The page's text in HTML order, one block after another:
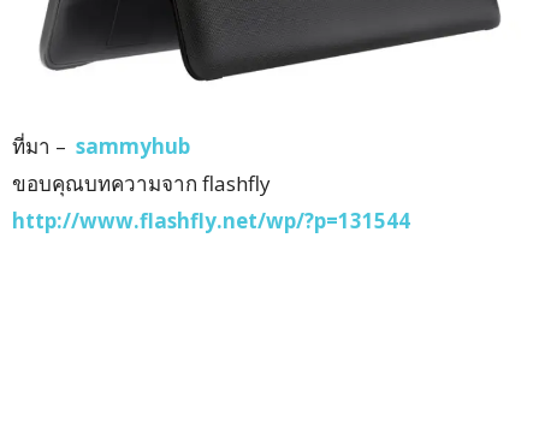
ที่มา – sammyhub
ขอบคุณบทความจาก flashfly
http://www.flashfly.net/wp/?p=131544